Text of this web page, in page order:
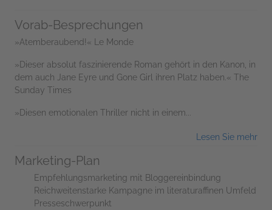
Vorab-Besprechungen
»Atemberaubend!« Le Monde
»Dieser absolut faszinierende Roman gehört in den Kanon, in
dem auch Jane Eyre und Gone Girl ihren Platz haben.« The
Sunday Times
»Diesen emotionalen Thriller nicht in einem...
Lesen Sie mehr
Marketing-Plan
Empfehlungsmarketing mit Bloggereinbindung
Reichweitenstarke Kampagne im literaturaffinen Umfeld
Presseschwerpunkt